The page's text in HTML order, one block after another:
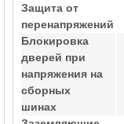
Защита от
перенапряжений
Блокировка
дверей при
напряжения на
сборных
шинах